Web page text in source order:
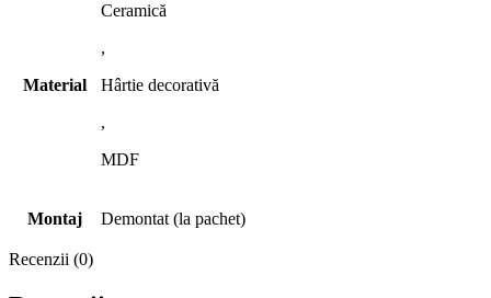
Material
Ceramică
,
Hârtie decorativă
,
MDF
Montaj Demontat (la pachet)
Recenzii (0)